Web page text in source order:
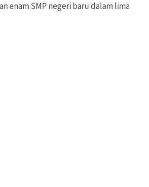
enam SMP negeri baru dalam lima